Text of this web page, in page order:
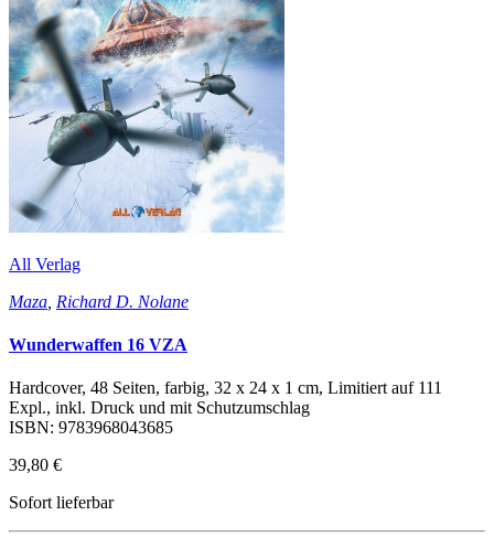
All Verlag
Maza Richard D. Nolane
Wunderwaffen 16 VZA
Hardcover, 48 Seiten, farbig, 32 x 24 x 1 cm, Limitiert auf 111
Expl., inkl. Druck und mit Schutzumschlag
ISBN: 9783968043685
39,80 €
Sofort lieferbar